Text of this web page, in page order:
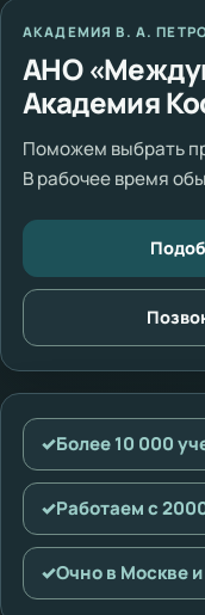
АКАДЕМИЯ В. А.
АНО
Академия
Поможем выбрать
В рабочее время
✓Более 10 000
✓Работаем с
✓Очно в Москве